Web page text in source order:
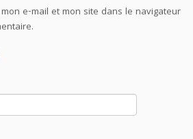
e-mail et mon site dans le navigateur